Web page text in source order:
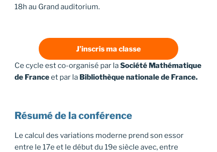
18h au Grand auditorium.
J’inscris ma classe
Ce cycle est co-organisé par laSociété Mathématique
de Franceet par la Bibliothèque nationale de France.
Résumé de la conférence
Le calcul des variations moderne prend son essor
entre le 17e et le début du 19e siècle avec, entre